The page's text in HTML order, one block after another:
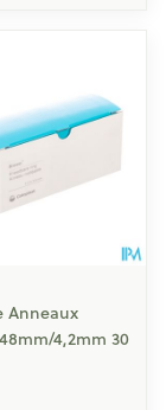
Anneaux
4,2mm 30